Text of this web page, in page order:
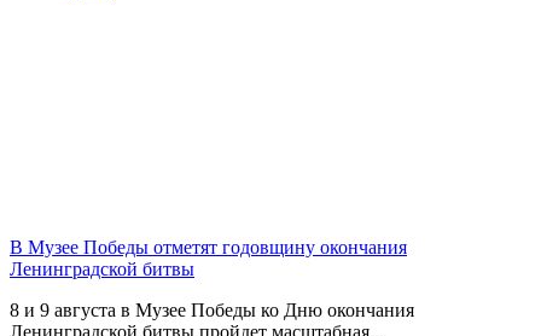
В Музее Победы отметят годовщину окончания
Ленинградской битвы
8 и 9 августа в Музее Победы ко Дню окончания
Ленинградской битвы пройдет масштабная...